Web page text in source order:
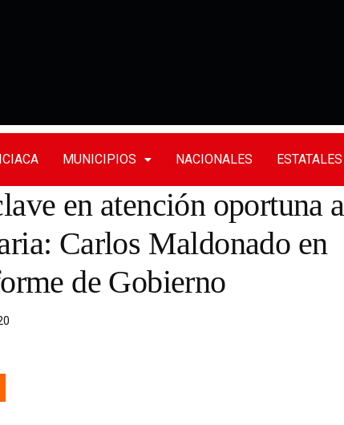
MUNICIPIOS NACIONALES ESTATALES
en atención oportuna a
Carlos Maldonado en
de Gobierno